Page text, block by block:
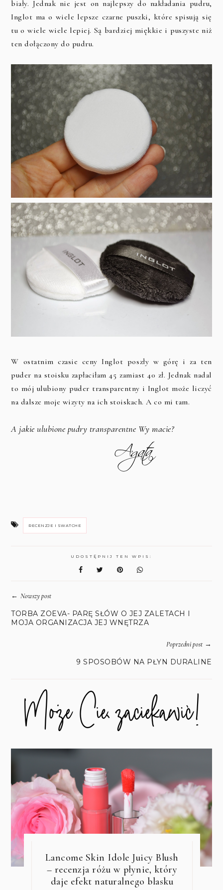
biały. Jednak nie jest on najlepszy do nakładania pudru,
Inglot ma o wiele lepsze czarne puszki, które spisują się
tu o wiele wiele lepiej. Są bardziej miękkie i puszyste niż
ten dołączony do pudru.
W ostatnim czasie ceny Inglot poszły w górę i za ten
puder na stoisku zapłaciłam 45 zamiast 40 zł. Jednak nadal
to mój ulubiony puder transparentny i Inglot może liczyć
na dalsze moje wizyty na ich stoiskach. A co mi tam.
A jakie ulubione pudry transparentne Wy macie?
RECENZJE I SWATCHE
UDOSTĘPNIJ TEN WPIS:
←Nowszy post
TORBA ZOEVA- PARĘ SŁÓW O JEJ ZALETACH I
MOJA ORGANIZACJA JEJ WNĘTRZA
Poprzedni post→
9 SPOSOBÓW NA PŁYN DURALINE
Lancome Skin Idole Juicy Blush
– recenzja różu w płynie, który
daje efekt naturalnego blasku